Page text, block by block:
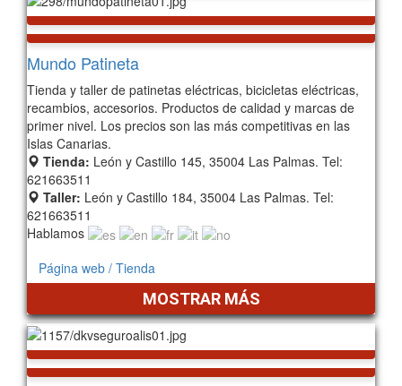
Mundo Patineta
Tienda y taller de patinetas eléctricas, bicicletas eléctricas,
recambios, accesorios. Productos de calidad y marcas de
primer nivel. Los precios son las más competitivas en las
Islas Canarias.
Tienda: León y Castillo 145, 35004 Las Palmas. Tel:
621663511
Taller: León y Castillo 184, 35004 Las Palmas. Tel:
621663511
Hablamos
Página web / Tienda
MOSTRAR MÁS